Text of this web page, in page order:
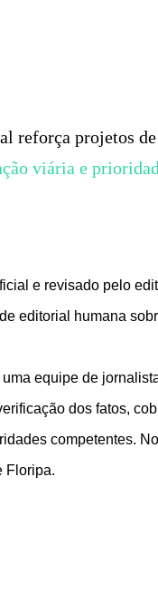
reforça projetos
viária e
e revisado pelo
editorial humana
equipe de
dos fatos,
competentes.
Floripa.